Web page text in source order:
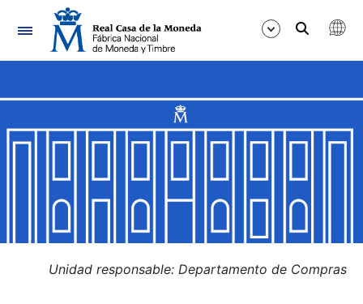
Navegación
Mostrar/Ocultar
Mostrar/Ocultar
Mostrar/Ocultar
Unidad responsable: Departamento de Compras